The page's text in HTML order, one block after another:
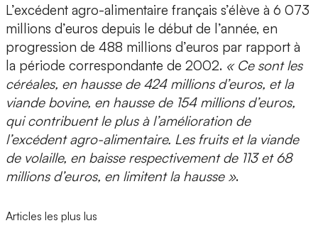
L’excédent agro-alimentaire français s’élève à 6 073
millions d’euros depuis le début de l’année, en
progression de 488 millions d’euros par rapport à
la période correspondante de 2002. « Ce sont les
céréales, en hausse de 424 millions d’euros, et la
viande bovine, en hausse de 154 millions d’euros,
qui contribuent le plus à l’amélioration de
l’excédent agro-alimentaire. Les fruits et la viande
de volaille, en baisse respectivement de 113 et 68
millions d’euros, en limitent la hausse ».
Articles les plus lus